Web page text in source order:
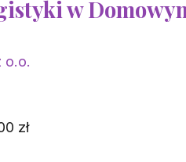
w
o.o.
zł